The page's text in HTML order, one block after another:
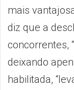
mais
diz que a
concorrentes,
deixando
habilitada,